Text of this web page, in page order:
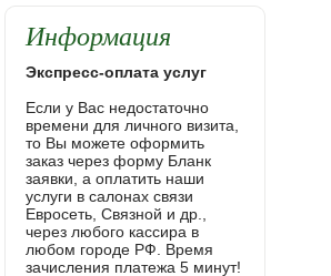
Информация
Экспресс-оплата услуг
Если у Вас недостаточно
времени для личного визита,
то Вы можете оформить
заказ через форму Бланк
заявки, а оплатить наши
услуги в салонах связи
Евросеть, Связной и др.,
через любого кассира в
любом городе РФ. Время
зачисления платежа 5 минут!